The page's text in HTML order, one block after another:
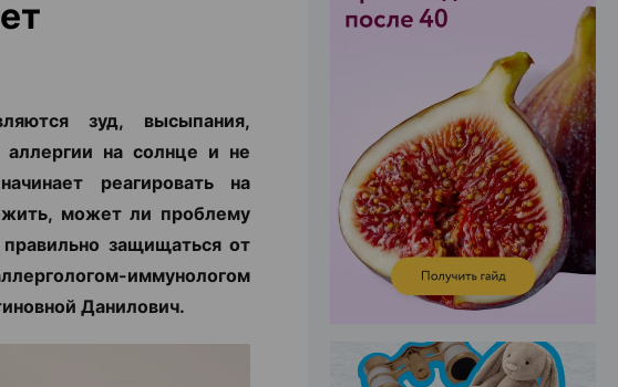
зуд, высыпания,
на солнце и не
реагировать на
может ли проблему
защищаться от
иммунологом
Данилович.
ЭФФЕКТИВНАЯ РЕКЛАМА НА САЙТЕ